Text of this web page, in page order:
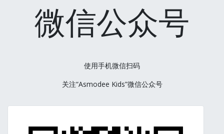
微信公众号
使用手机微信扫码
关注“Asmodee Kids”微信公众号